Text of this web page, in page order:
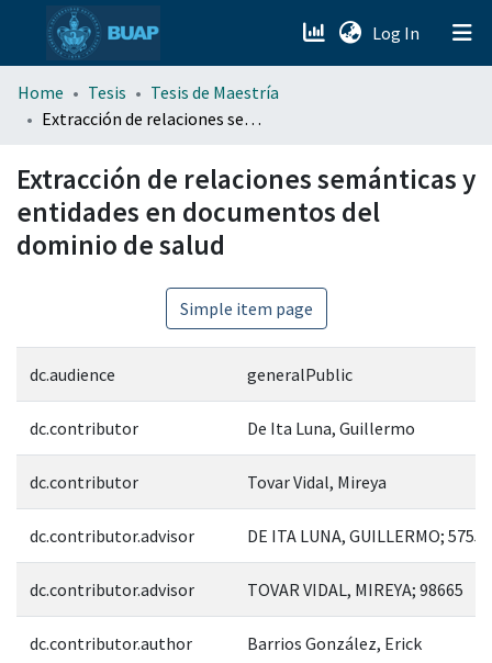
Log In (current)
menu.section.about_menu
Home Tesis
Tesis de Maestría
Extracción de relaciones semánticas y entidades en documentos del dominio de salud
Extracción de relaciones semánticas y
entidades en documentos del
dominio de salud
Simple item page
dc.audience generalPublic
dc.contributor De Ita Luna, Guillermo
dc.contributor Tovar Vidal, Mireya
dc.contributor.advisor DE ITA LUNA, GUILLERMO; 57559
dc.contributor.advisor TOVAR VIDAL, MIREYA; 98665
dc.contributor.author Barrios González, Erick